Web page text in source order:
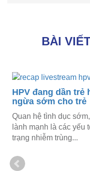
BÀI
HPV đang dần trẻ
ngừa sớm cho trẻ
Quan hệ tình dục
lành mạnh là các yếu
trạng nhiễm trùng...